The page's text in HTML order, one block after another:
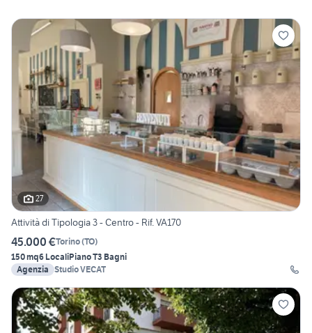
27
Attività di Tipologia 3 - Centro - Rif. VA170
45.000 €Torino(TO)
150 mq6 LocaliPiano T3 Bagni
Agenzia Studio VECAT